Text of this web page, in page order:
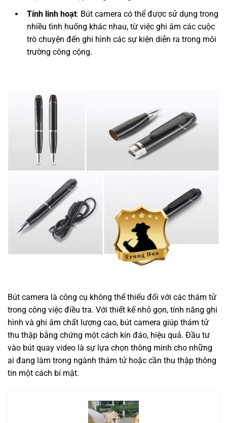
Tính linh hoạt: Bút camera có thể được sử dụng trong
nhiều tình huống khác nhau, từ việc ghi âm các cuộc
trò chuyện đến ghi hình các sự kiện diễn ra trong môi
trường công cộng.
Bút camera là công cụ không thể thiếu đối với các thám tử
trong công việc điều tra. Với thiết kế nhỏ gọn, tính năng ghi
hình và ghi âm chất lượng cao, bút camera giúp thám tử
thu thập bằng chứng một cách kín đáo, hiệu quả. Đầu tư
vào bút quay video là sự lựa chọn thông minh cho những
ai đang làm trong ngành thám tử hoặc cần thu thập thông
tin một cách bí mật.